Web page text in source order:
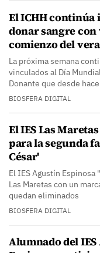
El ICHH continúa
donar sangre con
comienzo del
La próxima semana
vinculados al Día
Donante que desde
BIOSFERA DIGITAL
El IES Las
para la segunda
César'
El IES Agustín Espinosa
Las Maretas con un
quedan eliminados
BIOSFERA DIGITAL
Alumnado del